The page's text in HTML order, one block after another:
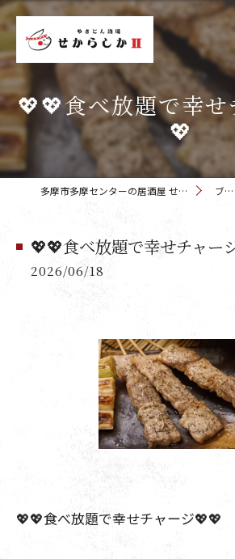
💖💖食べ放題で幸
💖
多摩市多摩センターの居酒屋 せからしか 多摩センター店 ブログ
💖💖食べ放題で幸せチャー
2026/06/18
💖💖食べ放題で幸せチャージ💖💖